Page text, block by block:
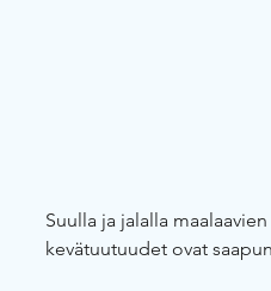
Suulla ja jalalla
kevätuutuudet ovat